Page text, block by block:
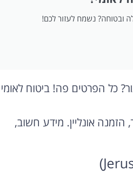
ובטוחה? נשמח לעזור לכם!
כל הפרטים פה! ביטוח לאומי
הזמנה אונליין. מידע חשוב,